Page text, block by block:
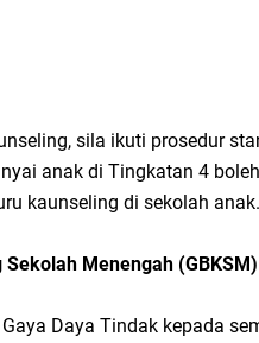
sila ikuti prosedur
anak di Tingkatan 4 boleh
kaunseling di sekolah anak.
Menengah (GBKSM)
Daya Tindak kepada